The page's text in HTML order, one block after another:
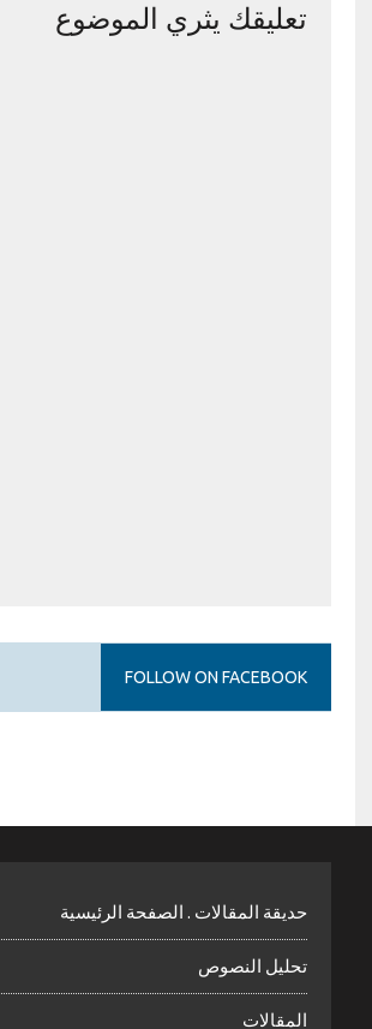
تعليقك يثري الموضوع
FOLLOW ON FACEBOOK
حديقة المقالات . الصفحة الرئيسية
تحليل النصوص
المقالات